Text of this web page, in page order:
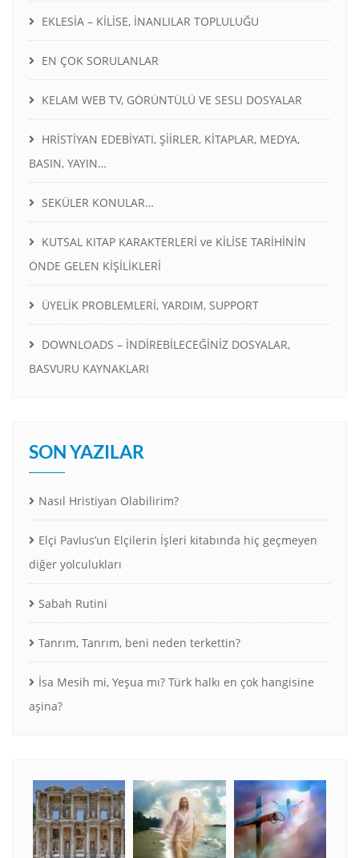
EKLESİA – KİLİSE, İNANLILAR TOPLULUĞU
EN ÇOK SORULANLAR
KELAM WEB TV, GÖRÜNTÜLÜ VE SESLI DOSYALAR
HRİSTİYAN EDEBİYATI, ŞİİRLER, KİTAPLAR, MEDYA,
BASIN, YAYIN…
SEKÜLER KONULAR…
KUTSAL KITAP KARAKTERLERİ ve KİLİSE TARİHİNİN
ÖNDE GELEN KİŞİLİKLERİ
ÜYELİK PROBLEMLERİ, YARDIM, SUPPORT
DOWNLOADS – İNDİREBİLECEĞİNİZ DOSYALAR,
BASVURU KAYNAKLARI
SON YAZILAR
Nasıl Hristiyan Olabilirim?
Elçi Pavlus’un Elçilerin İşleri kitabında hiç geçmeyen
diğer yolculukları
Sabah Rutini
Tanrım, Tanrım, beni neden terkettin?
İsa Mesih mi, Yeşua mı? Türk halkı en çok hangisine
aşina?